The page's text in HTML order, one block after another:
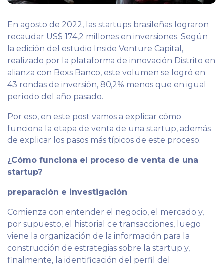
En agosto de 2022, las startups brasileñas lograron
recaudar US$ 174,2 millones en inversiones. Según
la edición del estudio Inside Venture Capital,
realizado por la plataforma de innovación Distrito en
alianza con Bexs Banco, este volumen se logró en
43 rondas de inversión, 80,2% menos que en igual
período del año pasado.
Por eso, en este post vamos a explicar cómo
funciona la etapa de venta de una startup, además
de explicar los pasos más típicos de este proceso.
¿Cómo funciona el proceso de venta de una
startup?
preparación e investigación
Comienza con entender el negocio, el mercado y,
por supuesto, el historial de transacciones, luego
viene la organización de la información para la
construcción de estrategias sobre la startup y,
finalmente, la identificación del perfil del